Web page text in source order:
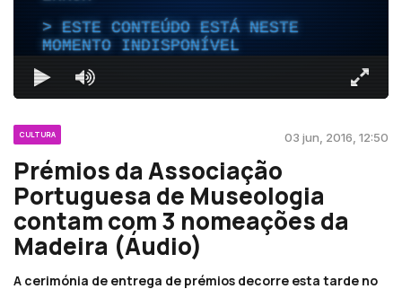
ESTE CONTEÚDO ESTÁ NESTE
MOMENTO INDISPONÍVEL
CULTURA 03 jun, 2016, 12:50
Prémios da Associação
Portuguesa de Museologia
contam com 3 nomeações da
Madeira (Áudio)
A cerimónia de entrega de prémios decorre esta tarde no